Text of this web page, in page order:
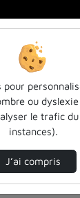
pour
ou
le trafic
instances).
J’ai compris